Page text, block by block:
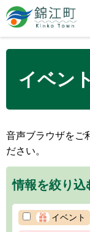
錦江町 Kinko
Town
イベン
音声ブラウザをご
ださい。
情報を絞り込
イベント